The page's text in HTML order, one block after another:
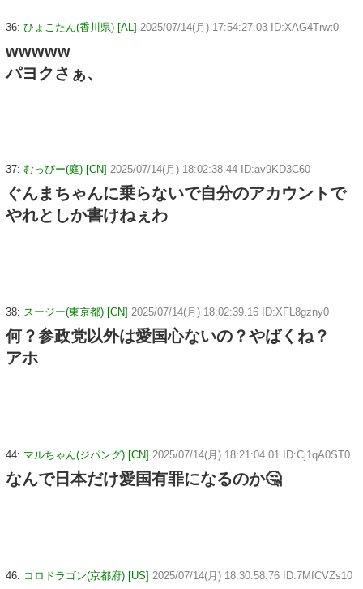
36: ひょこたん(香川県) [AL] 2025/07/14(月) 17:54:27.03 ID:XAG4Trwt0
wwwww
パヨクさぁ、
37: むっぴー(庭) [CN] 2025/07/14(月) 18:02:38.44 ID:av9KD3C60
ぐんまちゃんに乗らないで自分のアカウントで
やれとしか書けねぇわ
38: スージー(東京都) [CN] 2025/07/14(月) 18:02:39.16 ID:XFL8gzny0
何？参政党以外は愛国心ないの？やばくね？
アホ
44: マルちゃん(ジパング) [CN] 2025/07/14(月) 18:21:04.01 ID:Cj1qA0ST0
なんで日本だけ愛国有罪になるのか🤔
46: コロドラゴン(京都府) [US] 2025/07/14(月) 18:30:58.76 ID:7MfCVZs10